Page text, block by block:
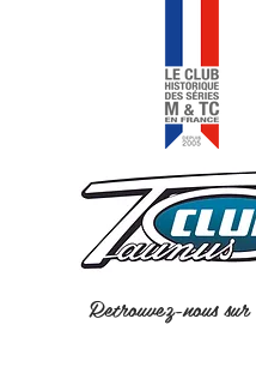
Retrouvez-nous sur